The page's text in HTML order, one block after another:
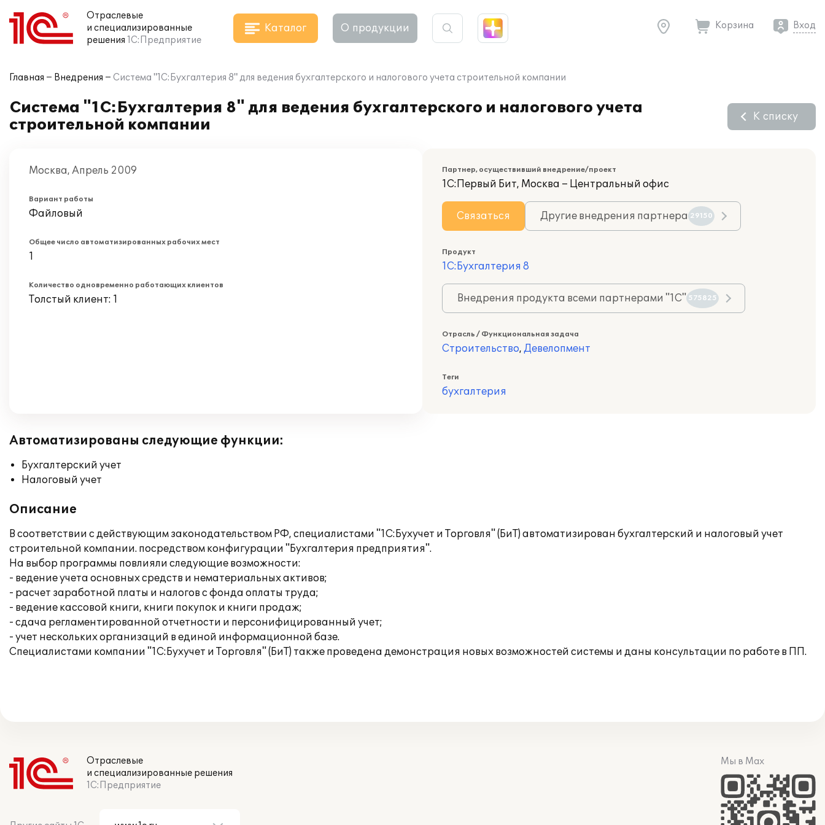
Отраслевые
и специализированные
решения 1С:Предприятие
Каталог О продукции Корзина Вход
Главная Внедрения Система "1С:Бухгалтерия 8" для ведения бухгалтерского и налогового учета строительной компании
Система "1С:Бухгалтерия 8" для ведения бухгалтерского и налогового учета
строительной компании
К списку
Москва, Апрель 2009
Вариант работы
Файловый
Общее число автоматизированных рабочих мест
1
Количество одновременно работающих клиентов
Толстый клиент: 1
Партнер, осуществивший внедрение/проект
1С:Первый Бит, Москва – Центральный офис
Связаться Другие внедрения партнера 29150
Продукт
1С:Бухгалтерия 8
Внедрения продукта всеми партнерами "1С" 575825
Отрасль / Функциональная задача
Строительство, Девелопмент
Теги
бухгалтерия
Автоматизированы следующие функции:
Бухгалтерский учет
Налоговый учет
Описание
В соответствии с действующим законодательством РФ, специалистами "1С:Бухучет и Торговля" (БиТ) автоматизирован бухгалтерский и налоговый учет
строительной компании. посредством конфигурации "Бухгалтерия предприятия".
На выбор программы повлияли следующие возможности:
- ведение учета основных средств и нематериальных активов;
- расчет заработной платы и налогов с фонда оплаты труда;
- ведение кассовой книги, книги покупок и книги продаж;
- сдача регламентированной отчетности и персонифицированный учет;
- учет нескольких организаций в единой информационной базе.
Специалистами компании "1С:Бухучет и Торговля" (БиТ) также проведена демонстрация новых возможностей системы и даны консультации по работе в ПП.
Отраслевые
и специализированные решения
1С:Предприятие
Мы в Max